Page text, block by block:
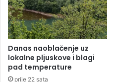
i
p
r
a
v
n
i
č
Danas naoblačenje uz
lokalne pljuskove i blagi
pad temperature
prije 22 sata